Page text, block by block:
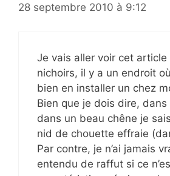
28 septembre 2010 à 9:12
Je vais aller voir cet
nichoirs, il y a un endroit
bien en installer un chez
Bien que je dois dire, dans
dans un beau chêne je
nid de chouette effraie
Par contre, je n’ai jamais
entendu de raffut si ce